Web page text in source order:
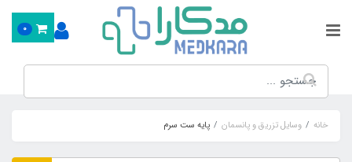
0
خانه وسایل تزریق و پانسمان پایه ست سرم